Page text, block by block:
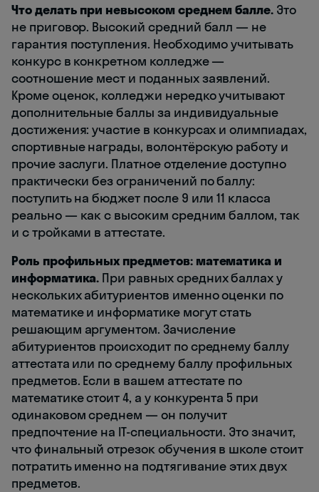
Что делать при невысоком среднем балле. Это
не приговор. Высокий средний балл — не
гарантия поступления. Необходимо учитывать
конкурс в конкретном колледже —
соотношение мест и поданных заявлений.
Кроме оценок, колледжи нередко учитывают
дополнительные баллы за индивидуальные
достижения: участие в конкурсах и олимпиадах,
спортивные награды, волонтёрскую работу и
прочие заслуги. Платное отделение доступно
практически без ограничений по баллу:
поступить на бюджет после 9 или 11 класса
реально — как с высоким средним баллом, так
и с тройками в аттестате.
Роль профильных предметов: математика и
информатика. При равных средних баллах у
нескольких абитуриентов именно оценки по
математике и информатике могут стать
решающим аргументом. Зачисление
абитуриентов происходит по среднему баллу
аттестата или по среднему баллу профильных
предметов. Если в вашем аттестате по
математике стоит 4, а у конкурента 5 при
одинаковом среднем — он получит
предпочтение на IT-специальности. Это значит,
что финальный отрезок обучения в школе стоит
потратить именно на подтягивание этих двух
предметов.